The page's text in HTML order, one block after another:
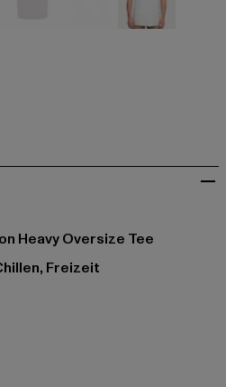
Heavy Oversize Tee
Freizeit